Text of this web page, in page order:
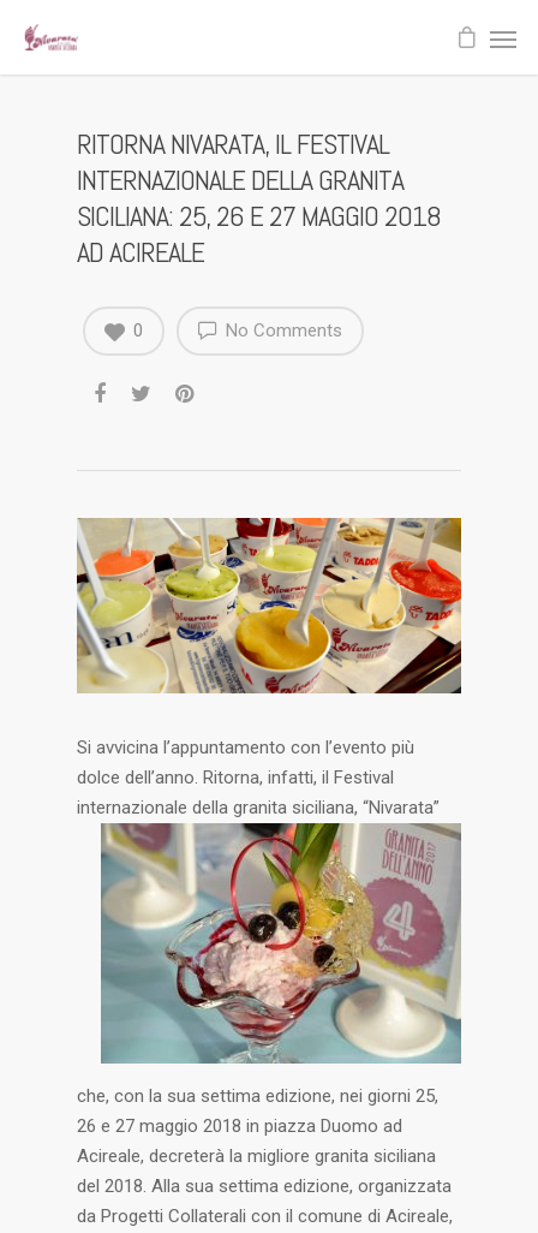
RITORNA NIVARATA, IL FESTIVAL
INTERNAZIONALE DELLA GRANITA
SICILIANA: 25, 26 E 27 MAGGIO 2018
AD ACIREALE
No Comments
0
Si avvicina l’appuntamento con l’evento più
dolce dell’anno. Ritorna, infatti, il Festival
internazionale della granita siciliana, “Nivarata”
che, con la sua settima edizione, nei giorni 25,
26 e 27 maggio 2018 in piazza Duomo ad
Acireale, decreterà la migliore granita siciliana
del 2018. Alla sua settima edizione, organizzata
da Progetti Collaterali con il comune di Acireale,